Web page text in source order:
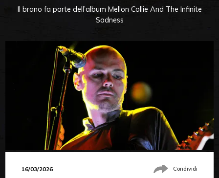
Il brano fa parte dell’album Mellon Collie And The Infinite
Sadness
16/03/2026 Condividi